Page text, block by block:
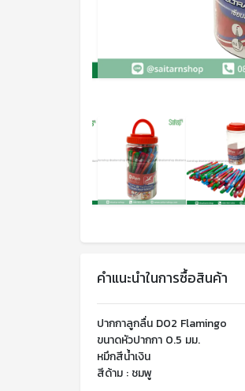
คำแนะนำในการซื้อสินค้า
ปากกาลูกลื่น D02 Flamingo
ขนาดหัวปากกา 0.5 มม.
หมึกสีน้ำเงิน
สีด้าม : ชมพู